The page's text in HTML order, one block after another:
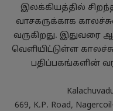
இலக்கியத்தில்
வாசகருக்காக
வருகிறது. இதுவரை
வெளியிட்டுள்ள
பதிப்பகங்களின்
669, K.P. Road,